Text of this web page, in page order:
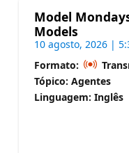
Model
Models
10 agosto, 2026 |
Formato:
Tópico: Agentes
Linguagem: Inglês